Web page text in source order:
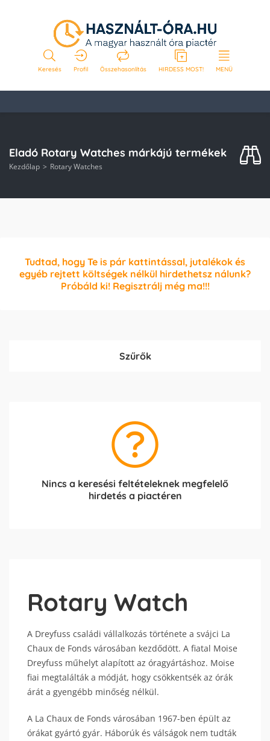
Keresés Profil Összehasonlítás HIRDESS MOST! MENÜ
Eladó Rotary Watches márkájú termékek
Kezdőlap Rotary Watches
Tudtad, hogy Te is pár kattintással, jutalékok és
egyéb rejtett költségek nélkül hirdethetsz nálunk?
Próbáld ki! Regisztrálj még ma!!!
Szűrők
Nincs a keresési feltételeknek megfelelő
hirdetés a piactéren
Rotary Watch
A Dreyfuss családi vállalkozás története a svájci La
Chaux de Fonds városában kezdődött. A fiatal Moise
Dreyfuss műhelyt alapított az óragyártáshoz. Moise
fiai megtalálták a módját, hogy csökkentsék az órák
árát a gyengébb minőség nélkül.
A La Chaux de Fonds városában 1967-ben épült az
órákat gyártó gyár. Háborúk és válságok nem tudták